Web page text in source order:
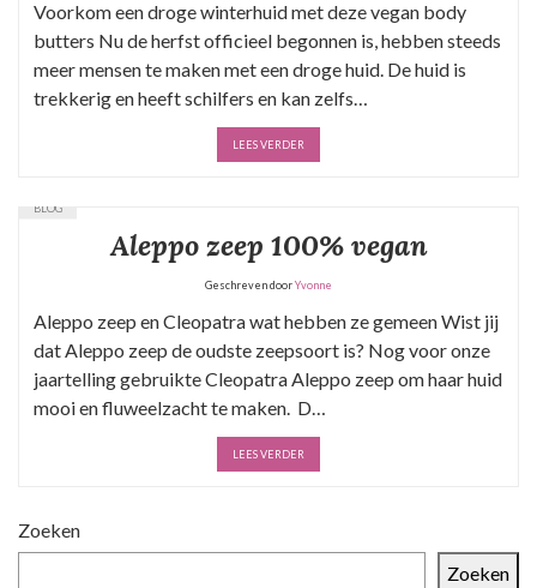
Voorkom een droge winterhuid met deze vegan body
butters Nu de herfst officieel begonnen is, hebben steeds
meer mensen te maken met een droge huid. De huid is
trekkerig en heeft schilfers en kan zelfs…
LEES VERDER
BLOG
Aleppo zeep 100% vegan
Geschreven doorYvonne
Aleppo zeep en Cleopatra wat hebben ze gemeen Wist jij
dat Aleppo zeep de oudste zeepsoort is? Nog voor onze
jaartelling gebruikte Cleopatra Aleppo zeep om haar huid
mooi en fluweelzacht te maken. D…
LEES VERDER
Zoeken
Zoeken